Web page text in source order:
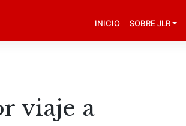
INICIO SOBRE JLR
viaje a